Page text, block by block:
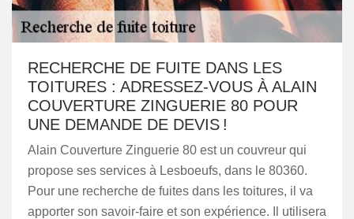
RECHERCHE DE FUITE DANS LES
TOITURES : ADRESSEZ-VOUS À ALAIN
COUVERTURE ZINGUERIE 80 POUR
UNE DEMANDE DE DEVIS !
Alain Couverture Zinguerie 80 est un couvreur qui
propose ses services à Lesboeufs, dans le 80360.
Pour une recherche de fuites dans les toitures, il va
apporter son savoir-faire et son expérience. Il utilisera